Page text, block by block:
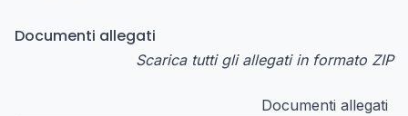
Documenti allegati
Scarica tutti gli allegati in formato ZIP
Documenti allegati